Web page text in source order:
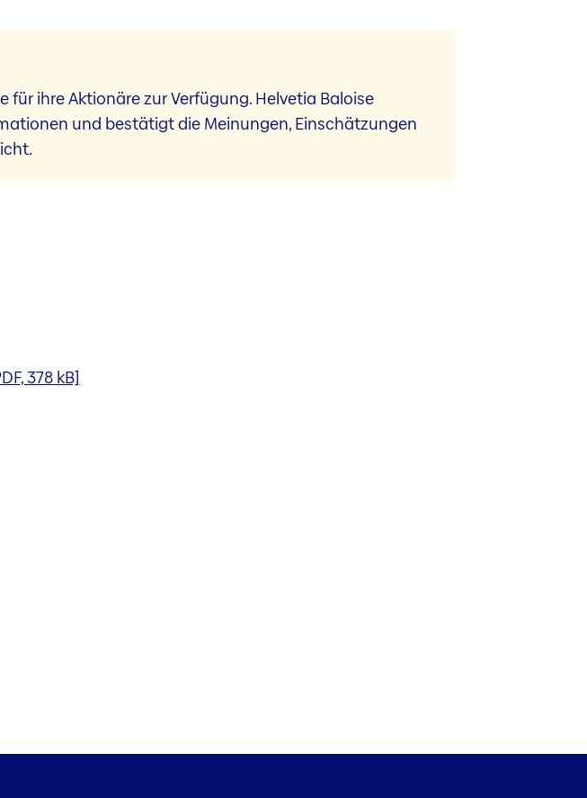
ihre Aktionäre zur Verfügung. Helvetia Baloise
und bestätigt die Meinungen, Einschätzungen
378 kB]